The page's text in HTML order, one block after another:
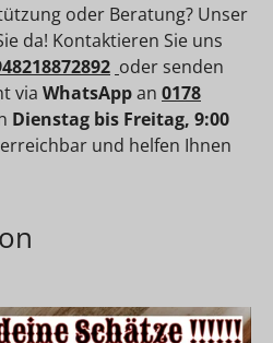
oder Beratung? Unser
da! Kontaktieren Sie uns
oder senden
via WhatsAppan 0178
Dienstag bis Freitag, 9:00
und helfen Ihnen